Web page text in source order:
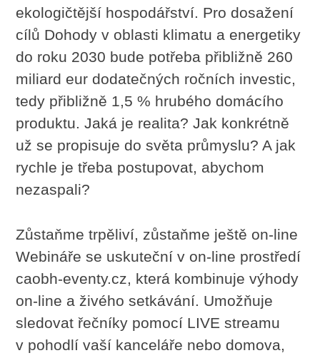
ekologičtější hospodářství. Pro dosažení
cílů Dohody v oblasti klimatu a energetiky
do roku 2030 bude potřeba přibližně 260
miliard eur dodatečných ročních investic,
tedy přibližně 1,5 % hrubého domácího
produktu. Jaká je realita? Jak konkrétně
už se propisuje do světa průmyslu? A jak
rychle je třeba postupovat, abychom
nezaspali?
Zůstaňme trpěliví, zůstaňme ještě on-line
Webináře se uskuteční v on-line prostředí
caobh-eventy.cz, která kombinuje výhody
on-line a živého setkávání. Umožňuje
sledovat řečníky pomocí LIVE streamu
v pohodlí vaší kanceláře nebo domova,